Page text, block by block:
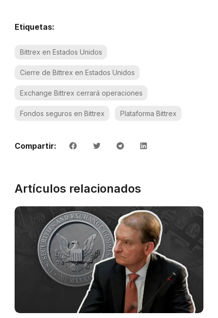
Etiquetas:
Bittrex en Estados Unidos
Cierre de Bittrex en Estados Unidos
Exchange Bittrex cerrará operaciones
Fondos seguros en Bittrex Plataforma Bittrex
Compartir:
Artículos relacionados